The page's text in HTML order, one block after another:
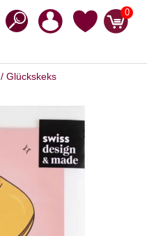
0
/ Glückskeks